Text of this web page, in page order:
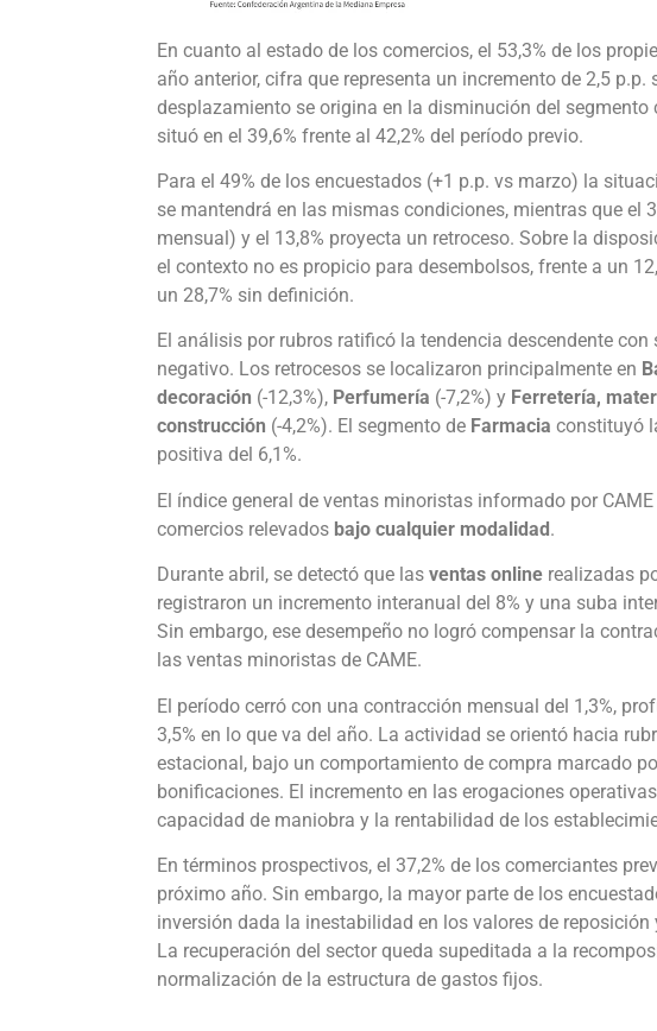
En cuanto al estado de los comercios, el 53,3% de los
año anterior, cifra que representa un incremento de 2,5 p.p.
desplazamiento se origina en la disminución del segmento
situó en el 39,6% frente al 42,2% del período previo.
Para el 49% de los encuestados (+1 p.p. vs marzo) la
se mantendrá en las mismas condiciones, mientras que el
mensual) y el 13,8% proyecta un retroceso. Sobre la
el contexto no es propicio para desembolsos, frente a un
un 28,7% sin definición.
El análisis por rubros ratificó la tendencia descendente con
negativo. Los retrocesos se localizaron principalmente en
decoración (-12,3%), Perfumería (-7,2%) y Ferretería,
construcción (-4,2%). El segmento de Farmacia constituyó
positiva del 6,1%.
El índice general de ventas minoristas informado por
comercios relevados bajo cualquier modalidad.
Durante abril, se detectó que las ventas online realizadas
registraron un incremento interanual del 8% y una suba
Sin embargo, ese desempeño no logró compensar la
las ventas minoristas de CAME.
El período cerró con una contracción mensual del 1,3%,
3,5% en lo que va del año. La actividad se orientó hacia
estacional, bajo un comportamiento de compra marcado
bonificaciones. El incremento en las erogaciones
capacidad de maniobra y la rentabilidad de los
En términos prospectivos, el 37,2% de los comerciantes
próximo año. Sin embargo, la mayor parte de los
inversión dada la inestabilidad en los valores de
La recuperación del sector queda supeditada a la
normalización de la estructura de gastos fijos.